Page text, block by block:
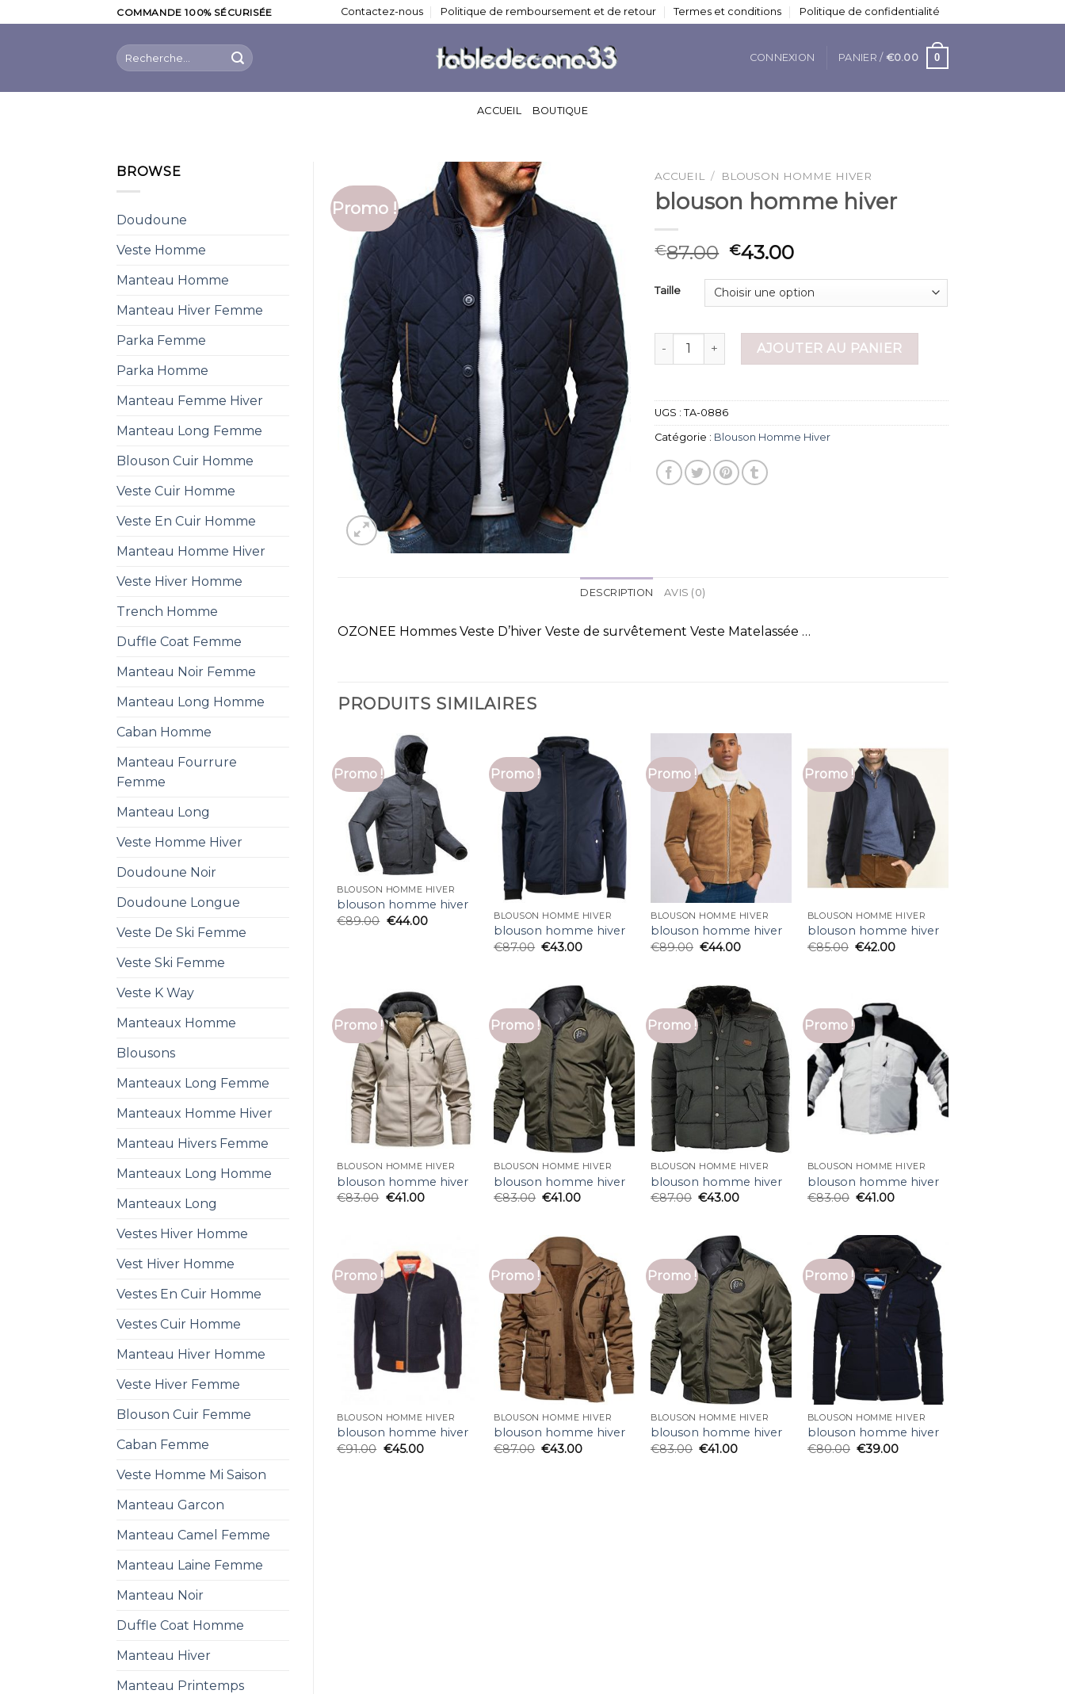
to
COMMANDE 100% SÉCURISÉE Contactez-nous Politique de remboursement et de retour Termes et conditions Politique de confidentialité
Recherche
pour :
CONNEXION PANIER / €0.00 0
ACCUEIL BOUTIQUE
BROWSE
Doudoune
Veste Homme
Manteau Homme
Manteau Hiver Femme
Parka Femme
Parka Homme
Manteau Femme Hiver
Manteau Long Femme
Blouson Cuir Homme
Veste Cuir Homme
Veste En Cuir Homme
Manteau Homme Hiver
Veste Hiver Homme
Trench Homme
Duffle Coat Femme
Manteau Noir Femme
Manteau Long Homme
Caban Homme
Manteau Fourrure
Femme
Manteau Long
Veste Homme Hiver
Doudoune Noir
Doudoune Longue
Veste De Ski Femme
Veste Ski Femme
Veste K Way
Manteaux Homme
Blousons
Manteaux Long Femme
Manteaux Homme Hiver
Manteau Hivers Femme
Manteaux Long Homme
Manteaux Long
Vestes Hiver Homme
Vest Hiver Homme
Vestes En Cuir Homme
Vestes Cuir Homme
Manteau Hiver Homme
Veste Hiver Femme
Blouson Cuir Femme
Caban Femme
Veste Homme Mi Saison
Manteau Garcon
Manteau Camel Femme
Manteau Laine Femme
Manteau Noir
Duffle Coat Homme
Manteau Hiver
Manteau Printemps
Promo !
ACCUEIL / BLOUSON HOMME HIVER
blouson homme hiver
€87.00 €43.00
Taille
quantité de blouson homme hiver
AJOUTER AU PANIER
UGS :TA-0886
Catégorie : Blouson Homme Hiver
DESCRIPTION AVIS (0)
OZONEE Hommes Veste D’hiver Veste de survêtement Veste Matelassée …
PRODUITS SIMILAIRES
Promo !
BLOUSON HOMME HIVER
blouson homme hiver
€89.00 €44.00
Promo !
BLOUSON HOMME HIVER
blouson homme hiver
€87.00 €43.00
Promo !
BLOUSON HOMME HIVER
blouson homme hiver
€89.00 €44.00
Promo !
BLOUSON HOMME HIVER
blouson homme hiver
€85.00 €42.00
Promo !
BLOUSON HOMME HIVER
blouson homme hiver
€83.00 €41.00
Promo !
BLOUSON HOMME HIVER
blouson homme hiver
€83.00 €41.00
Promo !
BLOUSON HOMME HIVER
blouson homme hiver
€87.00 €43.00
Promo !
BLOUSON HOMME HIVER
blouson homme hiver
€83.00 €41.00
Promo !
BLOUSON HOMME HIVER
blouson homme hiver
€91.00 €45.00
Promo !
BLOUSON HOMME HIVER
blouson homme hiver
€87.00 €43.00
Promo !
BLOUSON HOMME HIVER
blouson homme hiver
€83.00 €41.00
Promo !
BLOUSON HOMME HIVER
blouson homme hiver
€80.00 €39.00